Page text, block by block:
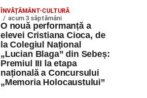
ÎNVĂȚĂMÂNT-CULTURĂ
acum 3 săptămâni
O nouă performanță a
elevei Cristiana Cioca, de
la Colegiul Național
„Lucian Blaga” din Sebeș:
Premiul III la etapa
națională a Concursului
„Memoria Holocaustului”